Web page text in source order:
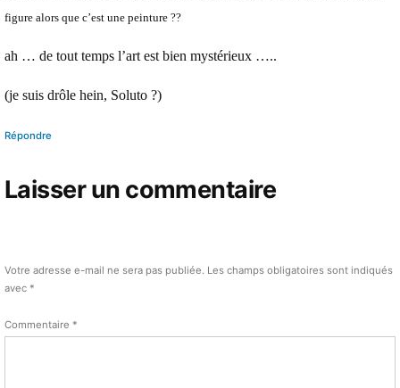
figure alors que c’est une peinture ??
ah … de tout temps l’art est bien mystérieux …..
(je suis drôle hein, Soluto ?)
Répondre
Laisser un commentaire
Votre adresse e-mail ne sera pas publiée. Les champs obligatoires sont indiqués
avec *
Commentaire *